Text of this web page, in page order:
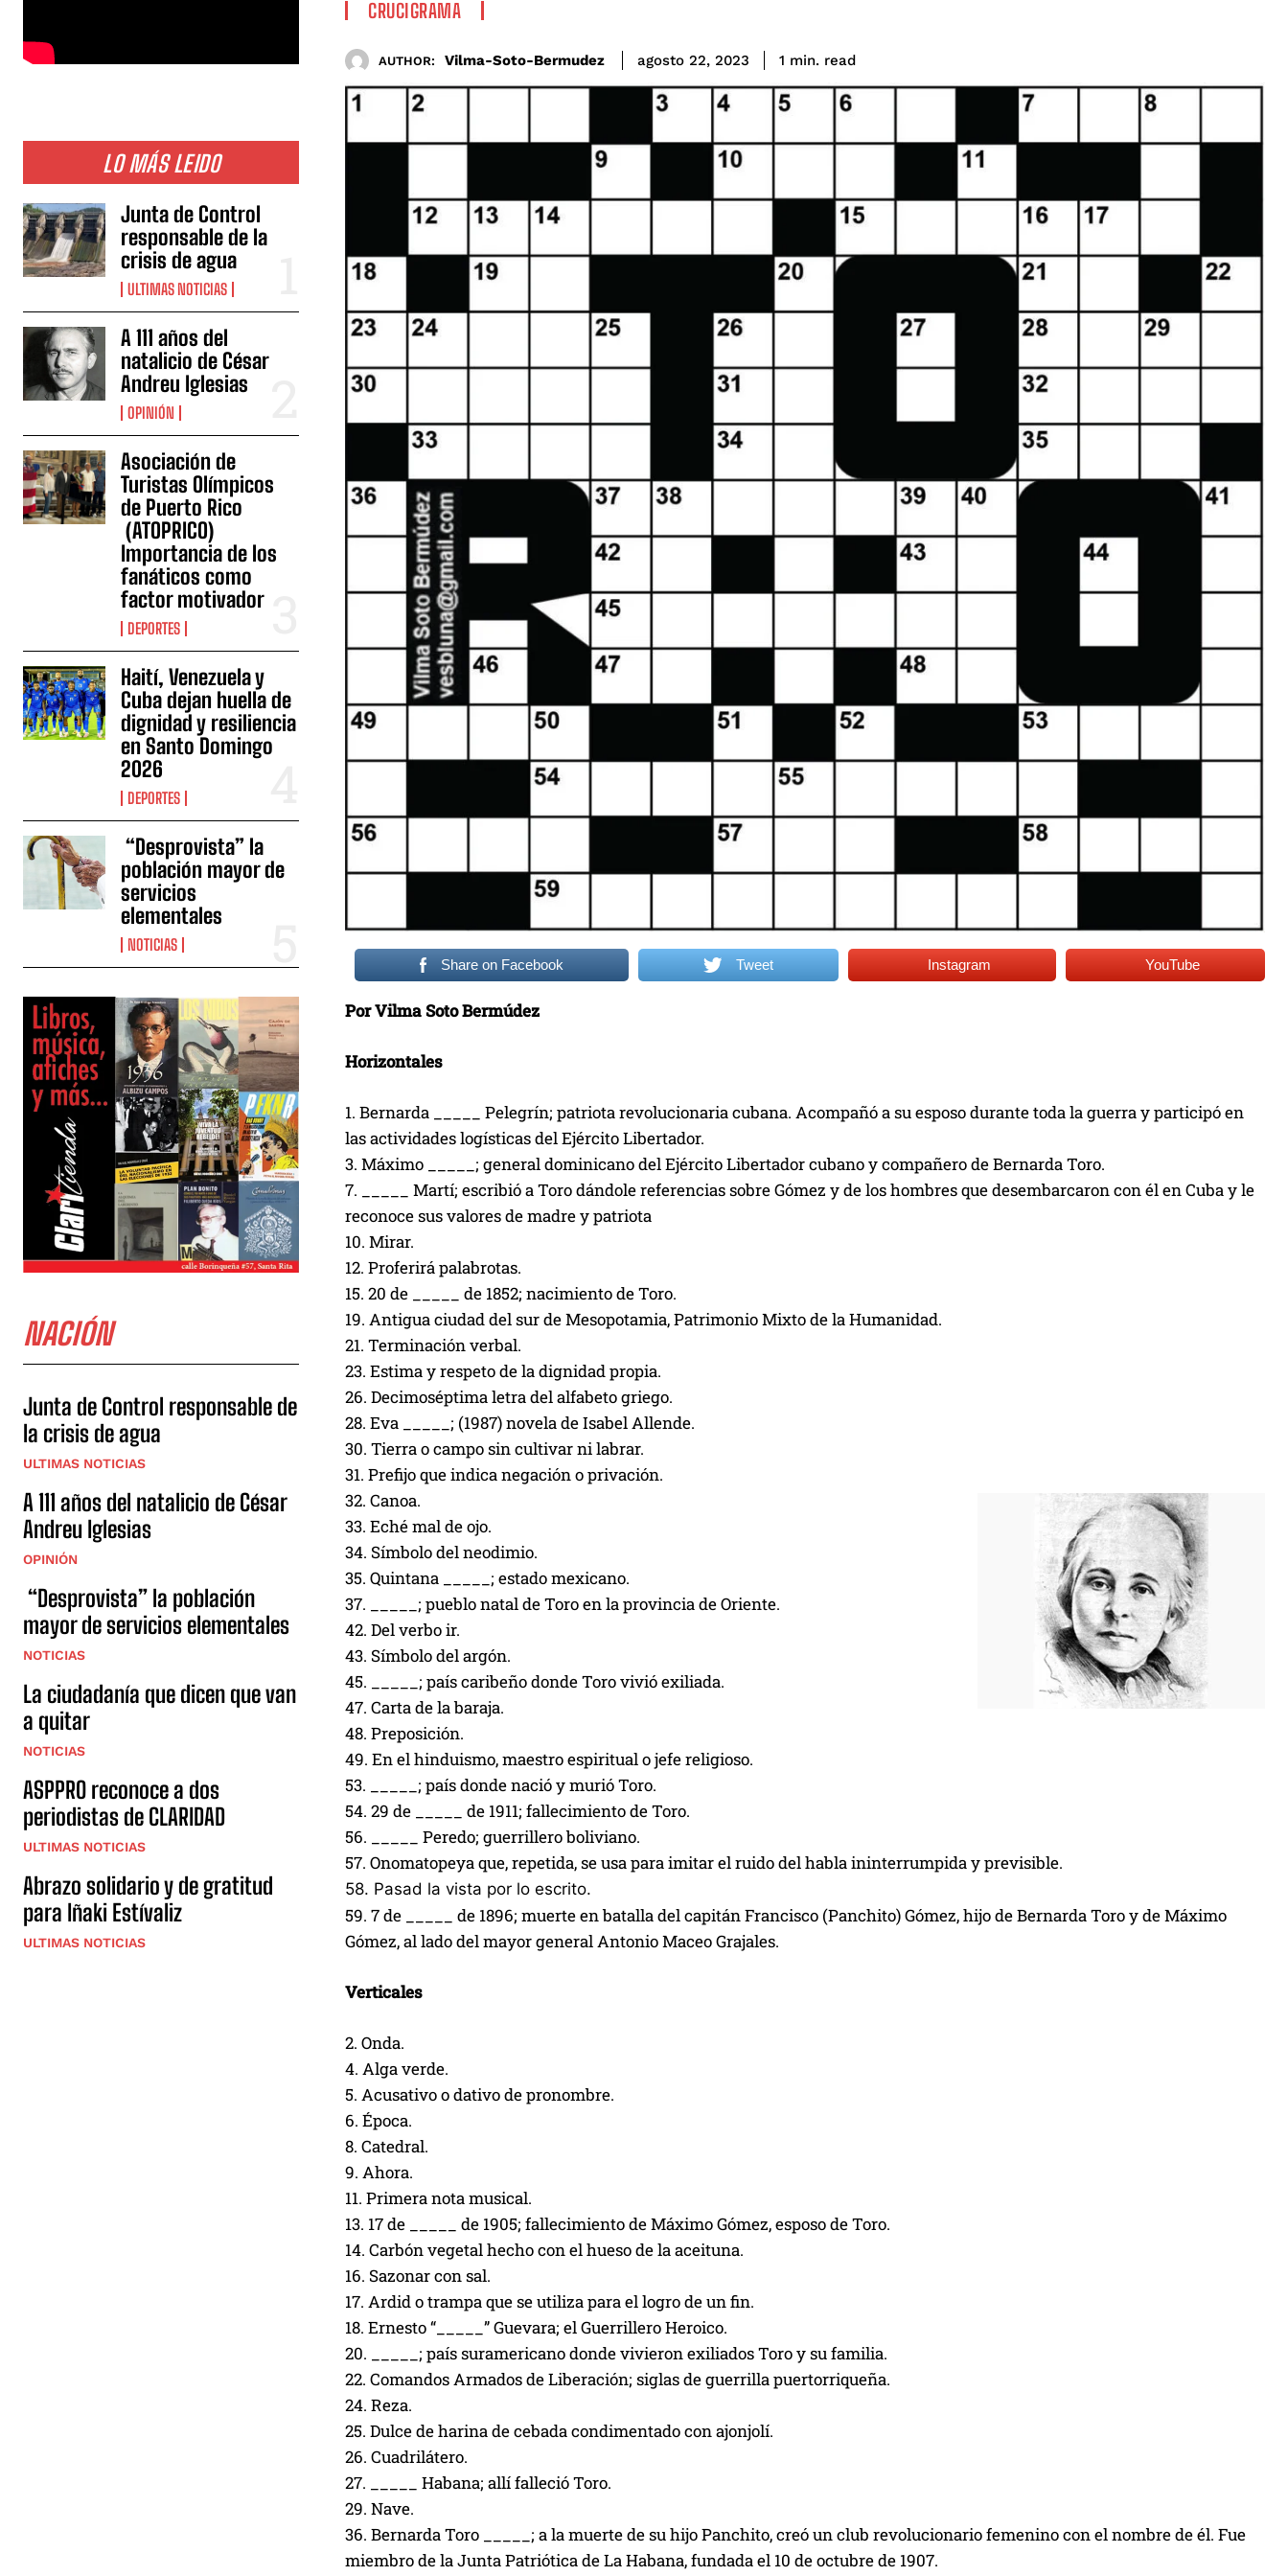
LO MÁS LEIDO
Junta de Control
responsable de la
crisis de agua
ULTIMAS NOTICIAS
A 111 años del
natalicio de César
Andreu Iglesias
OPINIÓN
Asociación de
Turistas Olímpicos
de Puerto Rico
(ATOPRICO)
Importancia de los
fanáticos como
factor motivador
DEPORTES
Haití, Venezuela y
Cuba dejan huella de
dignidad y resiliencia
en Santo Domingo
2026
DEPORTES
“Desprovista” la
población mayor de
servicios
elementales
NOTICIAS
NACIÓN
Junta de Control responsable de
la crisis de agua
ULTIMAS NOTICIAS
A 111 años del natalicio de César
Andreu Iglesias
OPINIÓN
“Desprovista” la población
mayor de servicios elementales
NOTICIAS
La ciudadanía que dicen que van
a quitar
NOTICIAS
ASPPRO reconoce a dos
periodistas de CLARIDAD
ULTIMAS NOTICIAS
Abrazo solidario y de gratitud
para Iñaki Estívaliz
ULTIMAS NOTICIAS
CRUCIGRAMA
AUTHOR: Vilma-Soto-Bermudez agosto 22, 2023 1 min. read
Share on Facebook Tweet Instagram YouTube
Por Vilma Soto Bermúdez
Horizontales
1. Bernarda _____ Pelegrín; patriota revolucionaria cubana. Acompañó a su esposo durante toda la guerra y participó en
las actividades logísticas del Ejército Libertador.
3. Máximo _____; general dominicano del Ejército Libertador cubano y compañero de Bernarda Toro.
7. _____ Martí; escribió a Toro dándole referencias sobre Gómez y de los hombres que desembarcaron con él en Cuba y le
reconoce sus valores de madre y patriota
10. Mirar.
12. Proferirá palabrotas.
15. 20 de _____ de 1852; nacimiento de Toro.
19. Antigua ciudad del sur de Mesopotamia, Patrimonio Mixto de la Humanidad.
21. Terminación verbal.
23. Estima y respeto de la dignidad propia.
26. Decimoséptima letra del alfabeto griego.
28. Eva _____; (1987) novela de Isabel Allende.
30. Tierra o campo sin cultivar ni labrar.
31. Prefijo que indica negación o privación.
32. Canoa.
33. Eché mal de ojo.
34. Símbolo del neodimio.
35. Quintana _____; estado mexicano.
37. _____; pueblo natal de Toro en la provincia de Oriente.
42. Del verbo ir.
43. Símbolo del argón.
45. _____; país caribeño donde Toro vivió exiliada.
47. Carta de la baraja.
48. Preposición.
49. En el hinduismo, maestro espiritual o jefe religioso.
53. _____; país donde nació y murió Toro.
54. 29 de _____ de 1911; fallecimiento de Toro.
56. _____ Peredo; guerrillero boliviano.
57. Onomatopeya que, repetida, se usa para imitar el ruido del habla ininterrumpida y previsible.
58. Pasad la vista por lo escrito.
59. 7 de _____ de 1896; muerte en batalla del capitán Francisco (Panchito) Gómez, hijo de Bernarda Toro y de Máximo
Gómez, al lado del mayor general Antonio Maceo Grajales.
Verticales
2. Onda.
4. Alga verde.
5. Acusativo o dativo de pronombre.
6. Época.
8. Catedral.
9. Ahora.
11. Primera nota musical.
13. 17 de _____ de 1905; fallecimiento de Máximo Gómez, esposo de Toro.
14. Carbón vegetal hecho con el hueso de la aceituna.
16. Sazonar con sal.
17. Ardid o trampa que se utiliza para el logro de un fin.
18. Ernesto “_____” Guevara; el Guerrillero Heroico.
20. _____; país suramericano donde vivieron exiliados Toro y su familia.
22. Comandos Armados de Liberación; siglas de guerrilla puertorriqueña.
24. Reza.
25. Dulce de harina de cebada condimentado con ajonjolí.
26. Cuadrilátero.
27. _____ Habana; allí falleció Toro.
29. Nave.
36. Bernarda Toro _____; a la muerte de su hijo Panchito, creó un club revolucionario femenino con el nombre de él. Fue
miembro de la Junta Patriótica de La Habana, fundada el 10 de octubre de 1907.